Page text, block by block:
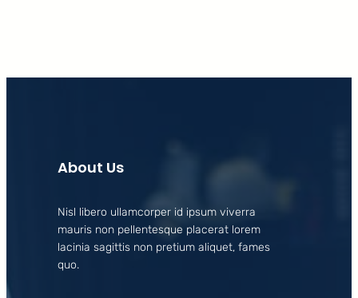
About Us
Nisl libero ullamcorper id ipsum viverra
mauris non pellentesque placerat lorem
lacinia sagittis non pretium aliquet, fames
quo.